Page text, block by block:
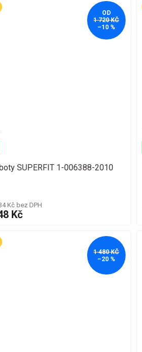
OD
1 720 KČ
–10 %
SUPERFIT 1-006388-2010
Kč bez DPH
Kč
1 480 KČ
–20 %